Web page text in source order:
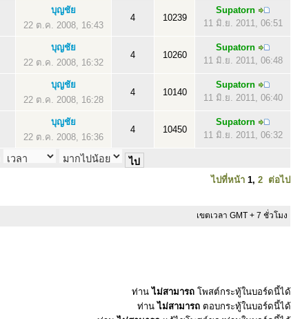
บุญชัย
22 ต.ค. 2008, 16:43
4 10239
Supatorn
11 มิ.ย. 2011, 06:51
บุญชัย
22 ต.ค. 2008, 16:32
4 10260
Supatorn
11 มิ.ย. 2011, 06:48
บุญชัย
22 ต.ค. 2008, 16:28
4 10140
Supatorn
11 มิ.ย. 2011, 06:40
บุญชัย
22 ต.ค. 2008, 16:36
4 10450
Supatorn
11 มิ.ย. 2011, 06:32
ไปที่หน้า 1, 2 ต่อไป
เขตเวลา GMT + 7 ชั่วโมง
ท่านไม่สามารถ โพสต์กระทู้ในบอร์ดนี้ได้
ท่านไม่สามารถ ตอบกระทู้ในบอร์ดนี้ได้